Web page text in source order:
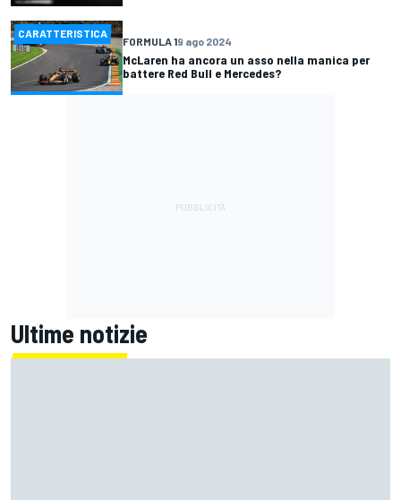
CARATTERISTICA
FORMULA 19 ago 2024
McLaren ha ancora un asso nella manica per
battere Red Bull e Mercedes?
Ultime notizie